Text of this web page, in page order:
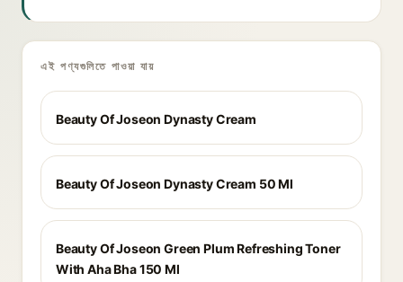
এই পণ্যগুলিতে পাওয়া যায়
Beauty Of Joseon Dynasty Cream
Beauty Of Joseon Dynasty Cream 50 Ml
Beauty Of Joseon Green Plum Refreshing Toner
With Aha Bha 150 Ml